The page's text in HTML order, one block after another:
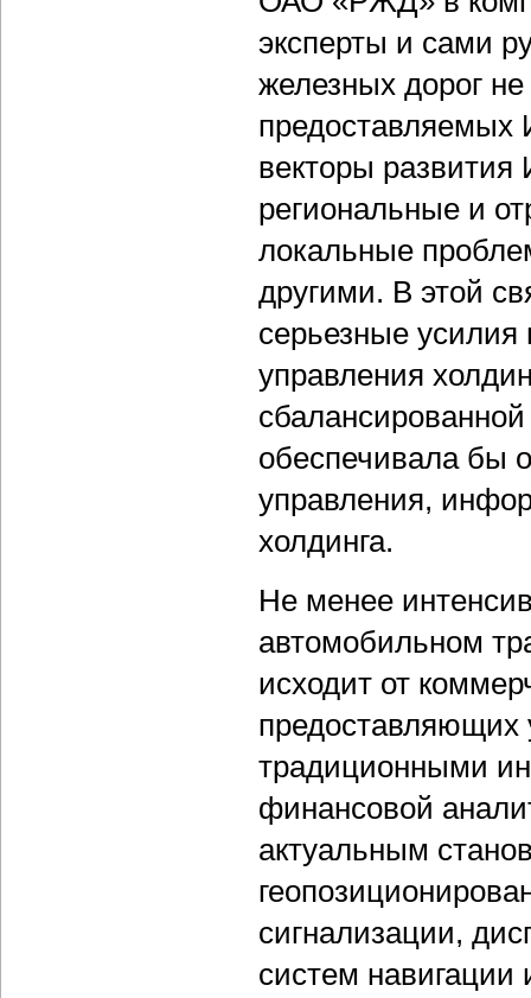
эксперты и сами
железных дорог
предоставляемых
векторы развития
региональные и
локальные
другими. В этой
серьезные усилия
управления
обеспечивала бы
управления,
холдинга.
Не менее
автомобильном
исходит от
предоставляющих
традиционными
финансовой
актуальным
сигнализации,
систем навигации